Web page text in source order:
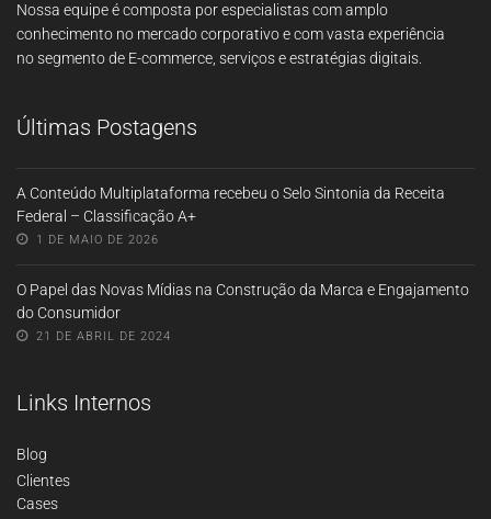
Nossa equipe é composta por especialistas com amplo
conhecimento no mercado corporativo e com vasta experiência
no segmento de E-commerce, serviços e estratégias digitais.
Últimas Postagens
A Conteúdo Multiplataforma recebeu o Selo Sintonia da Receita
Federal – Classificação A+
1 DE MAIO DE 2026
O Papel das Novas Mídias na Construção da Marca e Engajamento
do Consumidor
21 DE ABRIL DE 2024
Links Internos
Blog
Clientes
Cases